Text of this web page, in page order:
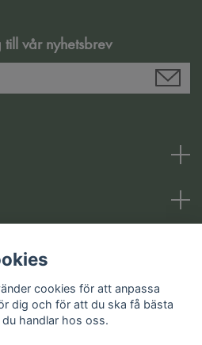
vår nyhetsbrev
cookies för att anpassa
dig och för att du ska få bästa
handlar hos oss.